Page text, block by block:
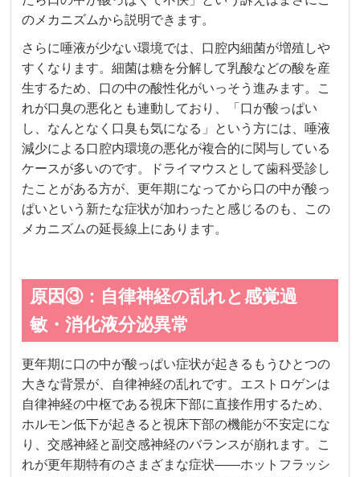
のメカニズムから説明できます。
さらに唾液が少ない環境では、口腔内細菌が増殖しや
すくなります。細菌は糖を分解して乳酸などの酸を産
生するため、口の中の酸性化がいっそう進みます。こ
れが口臭の悪化とも連動しており、「口が酸っぱい
し、なんとなく口臭も気になる」という方には、唾液
減少による口腔内環境の悪化が複合的に関与している
ケースが多いのです。ドライマウスとして歯科受診し
たことがある方が、更年期になってから口の中が酸っ
ぱいという新たな症状が加わったと感じるのも、この
メカニズムの延長線上にあります。
原因③：自律神経の乱れと感覚過
敏・消化液分泌異常
更年期に口の中が酸っぱい症状が起きるもうひとつの
大きな背景が、自律神経の乱れです。エストロゲンは
自律神経の中枢である視床下部に直接作用するため、
ホルモン低下が起きると視床下部の機能が不安定にな
り、交感神経と副交感神経のバランスが崩れます。こ
れが更年期特有のさまざまな症状——ホットフラッシ